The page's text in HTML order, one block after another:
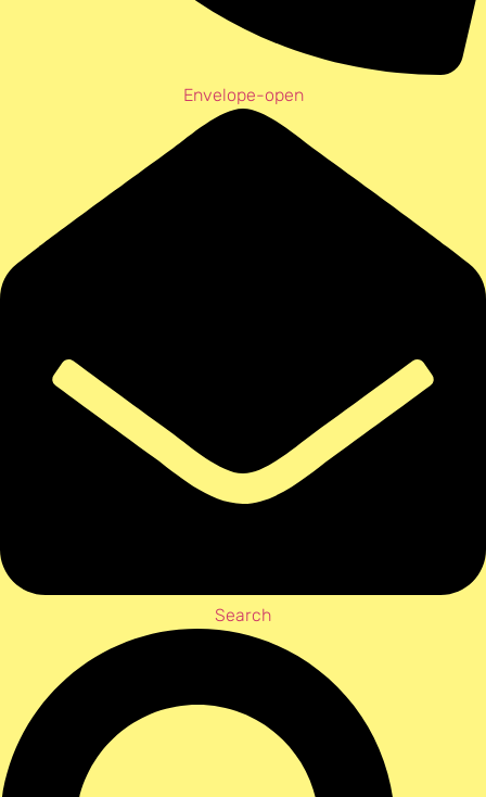
Envelope-open
Search